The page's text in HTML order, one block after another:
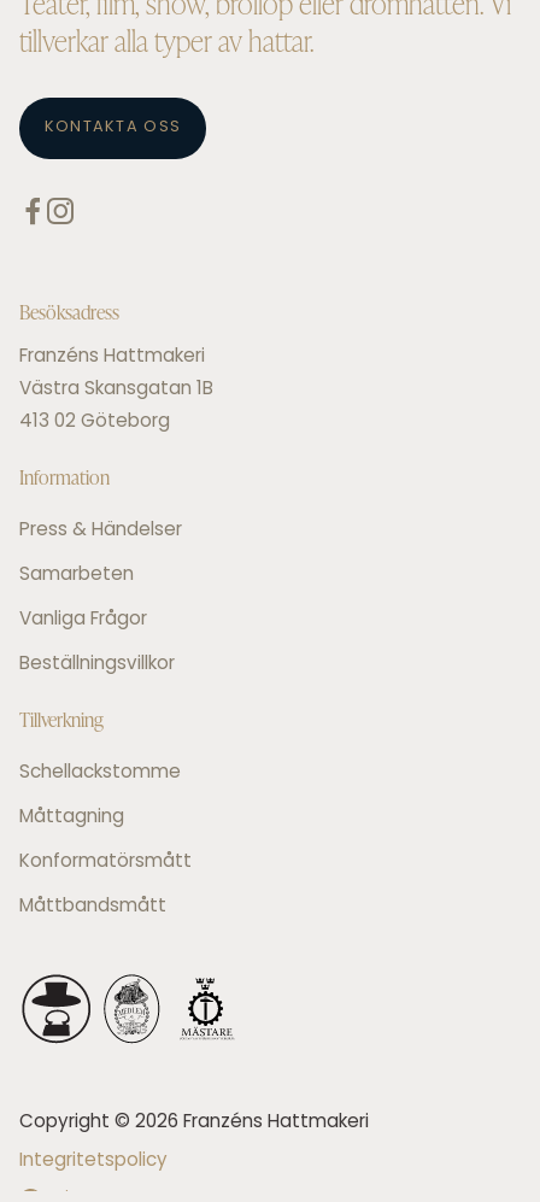
tillverkar alla typer av hattar.
KONTAKTA OSS
Besöksadress
Franzéns Hattmakeri
Västra Skansgatan 1B
413 02 Göteborg
Information
Press & Händelser
Samarbeten
Vanliga Frågor
Beställningsvillkor
Tillverkning
Schellackstomme
Måttagning
Konformatörsmått
Måttbandsmått
Copyright © 2026 Franzéns Hattmakeri
Integritetspolicy